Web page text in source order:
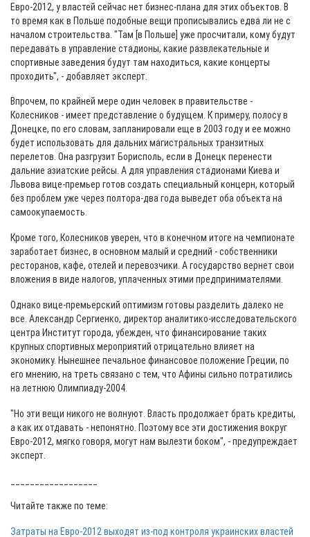
Евро-2012, у властей сейчас нет бизнес-плана для этих объектов. В
то время как в Польше подобные вещи прописывались едва ли не с
началом строительства. "Там [в Польше] уже просчитали, кому будут
передавать в управление стадионы, какие развлекательные и
спортивные заведения будут там находиться, какие концерты
проходить", - добавляет эксперт.
Впрочем, по крайней мере один человек в правительстве -
Колесников - имеет представление о будущем. К примеру, полосу в
Донецке, по его словам, запланировали еще в 2003 году и ее можно
будет использовать для дальних магистральных транзитных
перелетов. Она разгрузит Борисполь, если в Донецк перенести
дальние азиатские рейсы. А для управления стадионами Киева и
Львова вице-премьер готов создать специальный концерн, который
без проблем уже через полтора-два года выведет оба объекта на
самоокупаемость.
Кроме того, Колесников уверен, что в конечном итоге на чемпионате
заработает бизнес, в основном малый и средний - собственники
ресторанов, кафе, отелей и перевозчики. А государство вернет свои
вложения в виде налогов, уплаченных этими предпринимателями.
Однако вице-премьерский оптимизм готовы разделить далеко не
все. Александр Сергиенко, директор аналитико-исследовательского
центра Институт города, убежден, что финансирование таких
крупных спортивных мероприятий отрицательно влияет на
экономику. Нынешнее печальное финансовое положение Греции, по
его мнению, на треть связано с тем, что Афины сильно потратились
на летнюю Олимпиаду-2004.
"Но эти вещи никого не волнуют. Власть продолжает брать кредиты,
а как их отдавать - непонятно. Поэтому все эти достижения вокруг
Евро-2012, мягко говоря, могут нам вылезти боком", - предупреждает
эксперт.
Читайте также по теме:
Затраты на Евро-2012 выходят из-под контроля украинских властей